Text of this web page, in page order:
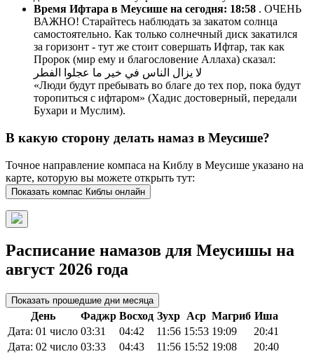
Время Ифтара в Меусише на сегодня: 18:58 . ОЧЕНЬ
ВАЖНО! Старайтесь наблюдать за закатом солнца
самостоятельно. Как только солнечный диск закатился
за горизонт - тут же стоит совершать Ифтар, так как
Пророк (мир ему и благословение Аллаха) сказал:
لا يزال الناس في خير ما عجلوا الفطر
«Люди будут пребывать во благе до тех пор, пока будут
торопиться с ифтаром» (Хадис достоверный, передали
Бухари и Муслим).
В какую сторону делать намаз в Меусише?
Точное направление компаса на Киблу в Меусише указано на
карте, которую вы можете открыть тут:
Показать компас Киблы онлайн
Расписание намазов для Меусишы на
август 2026 года
Показать прошедшие дни месяца
День Фаджр Восход Зухр Аср Магриб Иша
Дата: 01 число 03:31 04:42 11:56 15:53 19:09
20:41
Дата: 02 число 03:33 04:43 11:56 15:52 19:08
20:40